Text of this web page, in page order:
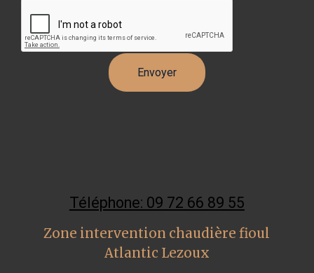
Téléphone: 09 72 66 89 55
Zone intervention chaudière fioul
Atlantic Lezoux